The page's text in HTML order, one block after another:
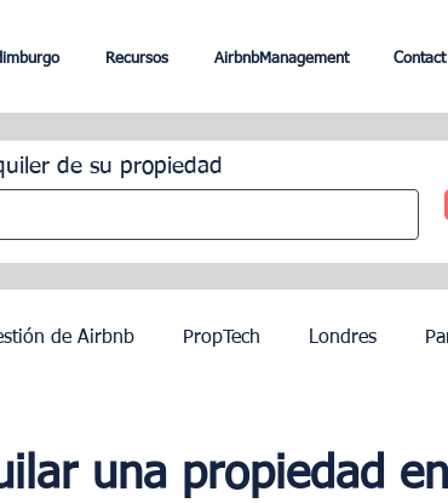
Recursos AirbnbManagement Contact
de su propiedad
de Airbnb PropTech Londres
una propiedad en